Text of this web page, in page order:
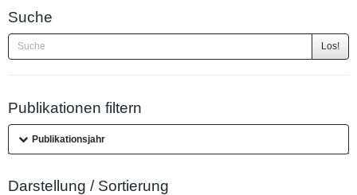
Suche
Los!
Publikationen filtern
Publikationsjahr
Darstellung / Sortierung